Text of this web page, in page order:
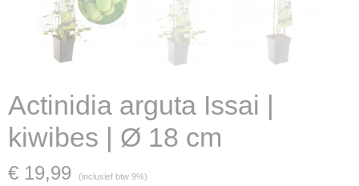
Actinidia arguta Issai |
kiwibes | Ø 18 cm
€ 19,99 (inclusief btw 9%)